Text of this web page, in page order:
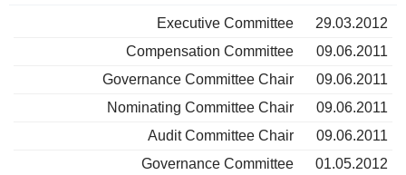
Executive Committee
29.03.2012
Compensation Committee
09.06.2011
Governance Committee Chair
09.06.2011
Nominating Committee Chair
09.06.2011
Audit Committee Chair
09.06.2011
Governance Committee
01.05.2012